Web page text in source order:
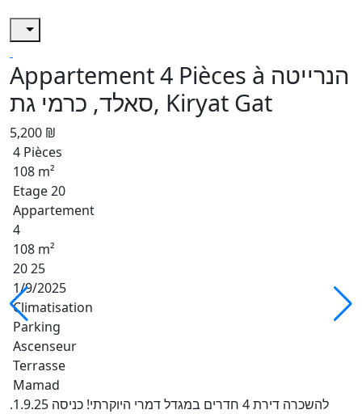
Appartement 4 Pièces à הנרייטה
סאלד, כרמי גת, Kiryat Gat
5,200 ₪
4 Pièces
108 m²
Etage 20
Appartement
4
108 m²
20 25
1/9/2025
Climatisation
Parking
Ascenseur
Terrasse
Mamad
להשכרה דירת 4 חדרים במגדל דמרי היוקרתי! כניסה 1.9.25.